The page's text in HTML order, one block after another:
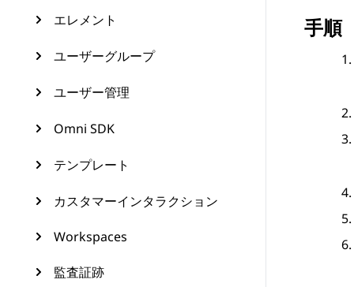
エレメント
ユーザーグループ
ユーザー管理
Omni SDK
テンプレート
カスタマーインタラクション
Workspaces
監査証跡
手順